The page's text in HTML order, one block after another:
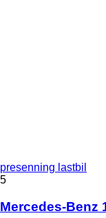
presenning lastbil
5
Mercedes-Benz